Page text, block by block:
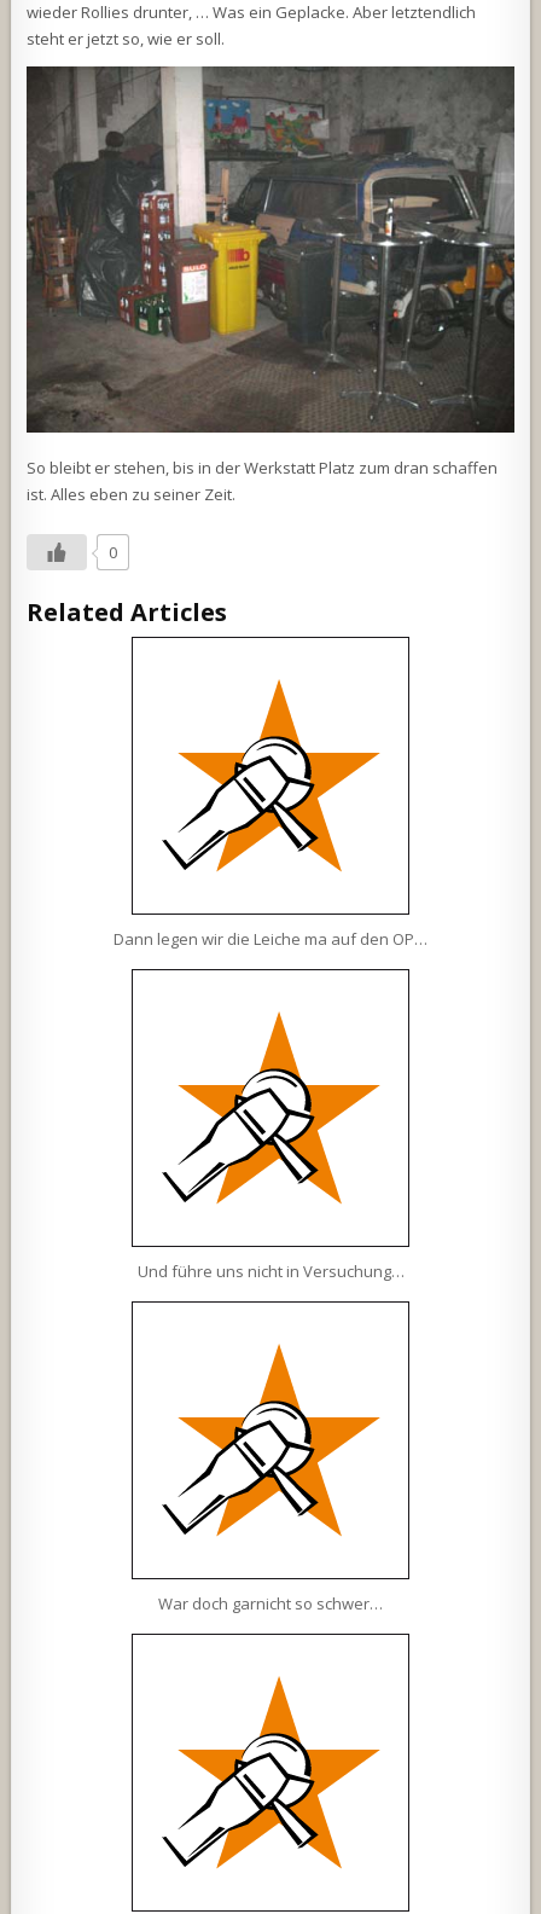
wieder Rollies drunter, … Was ein Geplacke. Aber letztendlich
steht er jetzt so, wie er soll.
So bleibt er stehen, bis in der Werkstatt Platz zum dran schaffen
ist. Alles eben zu seiner Zeit.
0
Related Articles
Dann legen wir die Leiche ma auf den OP…
Und führe uns nicht in Versuchung…
War doch garnicht so schwer…